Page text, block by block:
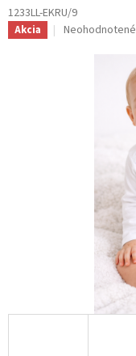
1233LL-EKRU/9
Akcia
Priemerné
Neohodnotené